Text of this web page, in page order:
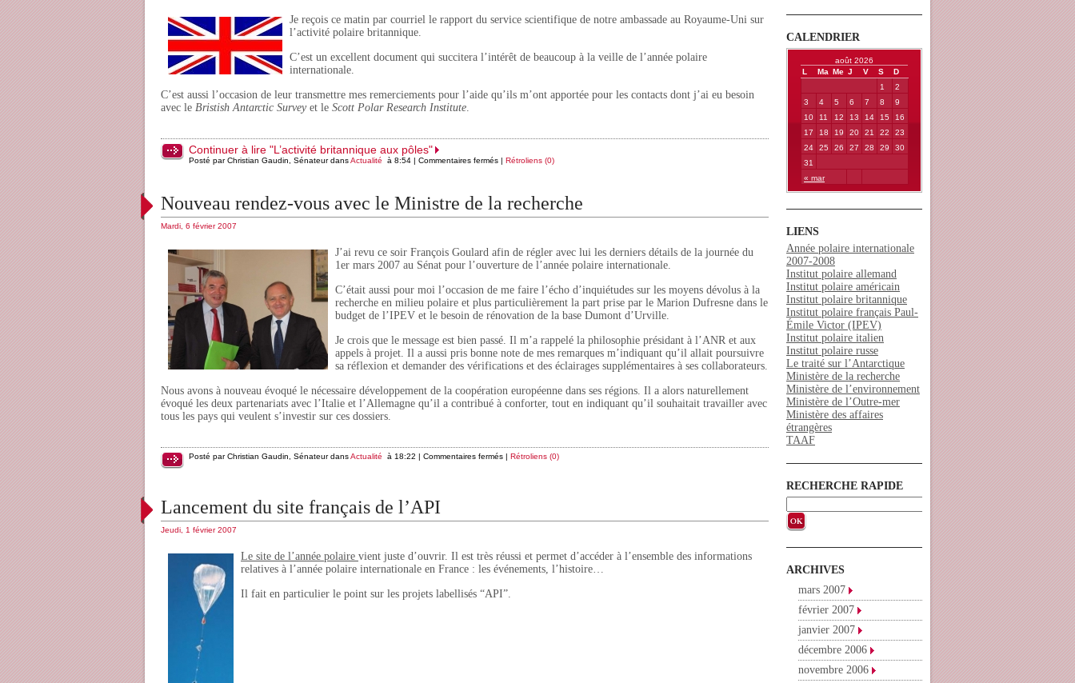
Je reçois ce matin par courriel le rapport du service scientifique de notre ambassade au Royaume-Uni sur
l’activité polaire britannique.
C’est un excellent document qui succitera l’intérêt de beaucoup à la veille de l’année polaire
internationale.
C’est aussi l’occasion de leur transmettre mes remerciements pour l’aide qu’ils m’ont apportée pour les contacts dont j’ai eu besoin
avec le Bristish Antarctic Survey et le Scott Polar Research Institute.
Continuer à lire "L’activité britannique aux pôles"
Posté par Christian Gaudin, Sénateur dansActualité à 8:54 | Commentaires fermés | Rétroliens (0)
Nouveau rendez-vous avec le Ministre de la recherche
Mardi, 6 février 2007
J’ai revu ce soir François Goulard afin de régler avec lui les derniers détails de la journée du
1er mars 2007 au Sénat pour l’ouverture de l’année polaire internationale.
C’était aussi pour moi l’occasion de me faire l’écho d’inquiétudes sur les moyens dévolus à la
recherche en milieu polaire et plus particulièrement la part prise par le Marion Dufresne dans le
budget de l’IPEV et le besoin de rénovation de la base Dumont d’Urville.
Je crois que le message est bien passé. Il m’a rappelé la philosophie présidant à l’ANR et aux
appels à projet. Il a aussi pris bonne note de mes remarques m’indiquant qu’il allait poursuivre
sa réflexion et demander des vérifications et des éclairages supplémentaires à ses collaborateurs.
Nous avons à nouveau évoqué le nécessaire développement de la coopération européenne dans ses régions. Il a alors naturellement
évoqué les deux partenariats avec l’Italie et l’Allemagne qu’il a contribué à conforter, tout en indiquant qu’il souhaitait travailler avec
tous les pays qui veulent s’investir sur ces dossiers.
Posté par Christian Gaudin, Sénateur dansActualité à 18:22 | Commentaires fermés | Rétroliens (0)
Lancement du site français de l’API
Jeudi, 1 février 2007
Le site de l’année polaire vient juste d’ouvrir. Il est très réussi et permet d’accéder à l’ensemble des informations
relatives à l’année polaire internationale en France : les événements, l’histoire…
Il fait en particulier le point sur les projets labellisés “API”.
CALENDRIER
août 2026
L
Ma Me J V S D
« mar
1
2
3
4 5 6 7 8
9
10
11 12 13 14 15
16
17
18 19 20 21 22
23
24
25 26 27 28 29
30
31
LIENS
Année polaire internationale
2007-2008
Institut polaire allemand
Institut polaire américain
Institut polaire britannique
Institut polaire français Paul-
Émile Victor (IPEV)
Institut polaire italien
Institut polaire russe
Le traité sur l’Antarctique
Ministère de la recherche
Ministère de l’environnement
Ministère de l’Outre-mer
Ministère des affaires
étrangères
TAAF
RECHERCHE RAPIDE
ARCHIVES
mars 2007
février 2007
janvier 2007
décembre 2006
novembre 2006